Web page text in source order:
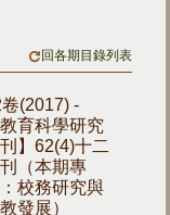
回各期目錄列表
(2017) -
教育科學研究
】62(4)十二
（本期專
校務研究與
發展）